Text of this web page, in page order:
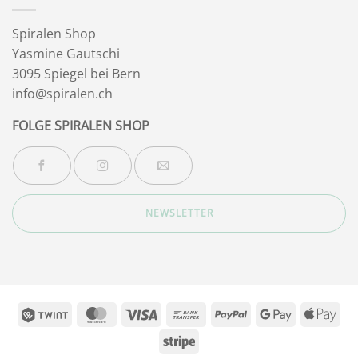
Spiralen Shop
Yasmine Gautschi
3095 Spiegel bei Bern
info@spiralen.ch
FOLGE SPIRALEN SHOP
NEWSLETTER
Twint MasterCard
Visa
Bank
PayPal
Google
Stripe